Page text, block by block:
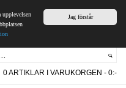
Jag förstår
0 ARTIKLAR I VARUKORGEN - 0:-